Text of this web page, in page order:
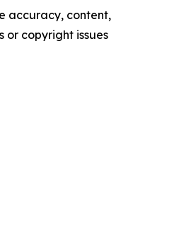
accuracy, content,
or copyright issues